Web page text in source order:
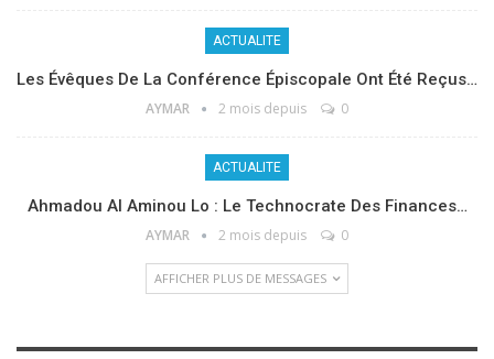
ACTUALITE
Les Évêques De La Conférence Épiscopale Ont Été Reçus…
AYMAR 2 mois depuis 0
ACTUALITE
Ahmadou Al Aminou Lo : Le Technocrate Des Finances…
AYMAR 2 mois depuis 0
AFFICHER PLUS DE MESSAGES